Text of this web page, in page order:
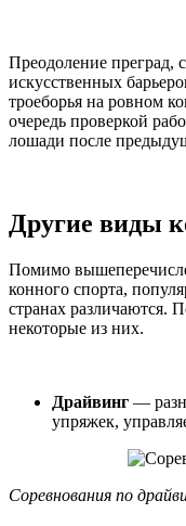
Преодоление преград,
искусственных
троеборья на ровном
очередь проверкой
лошади после
Другие виды
Помимо
конного спорта,
странах различаются.
некоторые из них.
Драйвинг —
упряжек,
Соревнования по